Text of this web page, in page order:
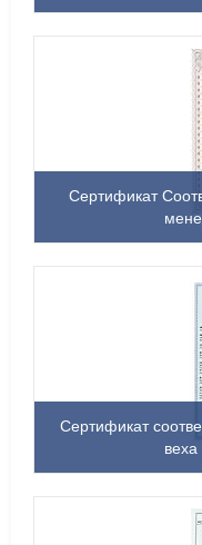
Сертификат
Сертификат